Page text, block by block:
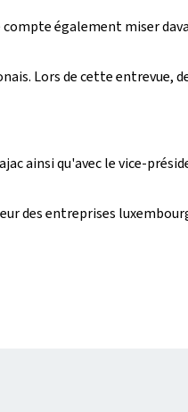
également miser
Lors de cette entrevue,
ainsi qu'avec le vice-
des entreprises